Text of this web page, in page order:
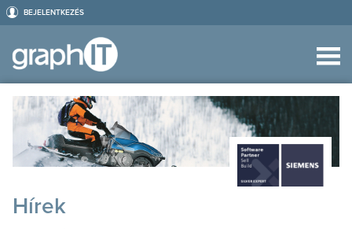
BEJELENTKEZÉS
Hírek